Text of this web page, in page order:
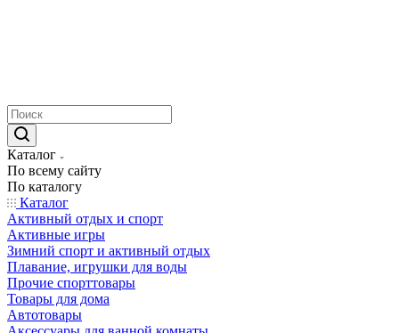
Каталог
По всему сайту
По каталогу
Каталог
Активный отдых и спорт
Активные игры
Зимний спорт и активный отдых
Плавание, игрушки для воды
Прочие спорттовары
Товары для дома
Автотовары